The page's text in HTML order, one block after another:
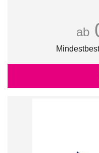
ab